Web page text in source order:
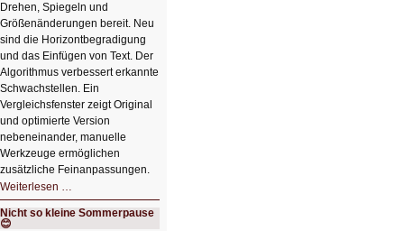
Drehen, Spiegeln und
Größenänderungen bereit. Neu
sind die Horizontbegradigung
und das Einfügen von Text. Der
Algorithmus verbessert erkannte
Schwachstellen. Ein
Vergleichsfenster zeigt Original
und optimierte Version
nebeneinander, manuelle
Werkzeuge ermöglichen
zusätzliche Feinanpassungen.
Weiterlesen …
Bildverschönerung
mit
einem
Nicht so kleine Sommerpause
😊